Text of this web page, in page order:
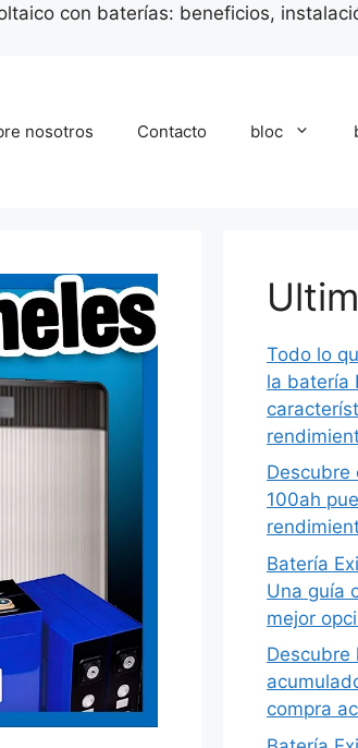
con baterías: beneficios,
nosotros Contacto bloc
Todo lo
la batería
Descubre
100ah
Batería
Una guía
mejor
Descubre
compra